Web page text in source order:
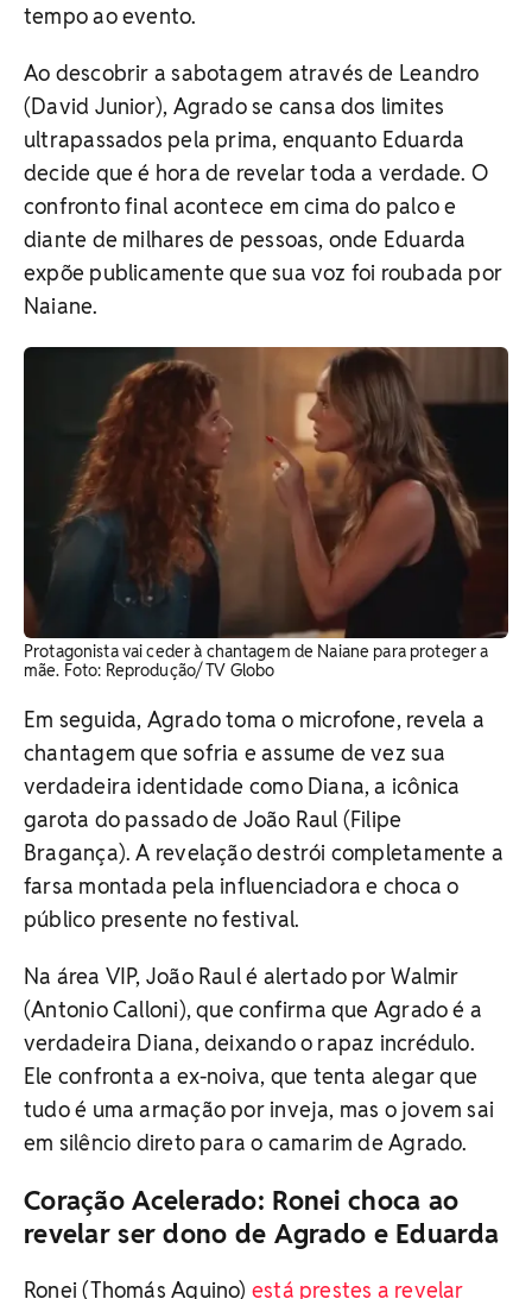
tempo ao evento.
Ao descobrir a sabotagem através de Leandro
(David Junior), Agrado se cansa dos limites
ultrapassados pela prima, enquanto Eduarda
decide que é hora de revelar toda a verdade. O
confronto final acontece em cima do palco e
diante de milhares de pessoas, onde Eduarda
expõe publicamente que sua voz foi roubada por
Naiane.
Protagonista vai ceder à chantagem de Naiane para proteger a
mãe. Foto: Reprodução/ TV Globo
Em seguida, Agrado toma o microfone, revela a
chantagem que sofria e assume de vez sua
verdadeira identidade como Diana, a icônica
garota do passado de João Raul (Filipe
Bragança). A revelação destrói completamente a
farsa montada pela influenciadora e choca o
público presente no festival.
Na área VIP, João Raul é alertado por Walmir
(Antonio Calloni), que confirma que Agrado é a
verdadeira Diana, deixando o rapaz incrédulo.
Ele confronta a ex-noiva, que tenta alegar que
tudo é uma armação por inveja, mas o jovem sai
em silêncio direto para o camarim de Agrado.
Coração Acelerado: Ronei choca ao
revelar ser dono de Agrado e Eduarda
Ronei (Thomás Aquino) está prestes a revelar